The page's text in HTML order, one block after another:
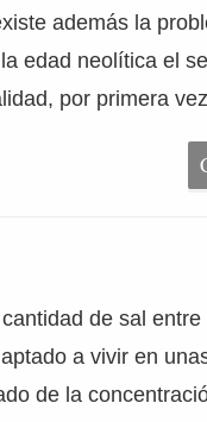
además la
edad neolítica el
por primera
de sal
a vivir en
de la